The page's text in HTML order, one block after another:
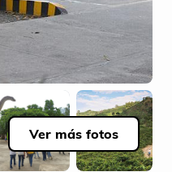
Ver más fotos